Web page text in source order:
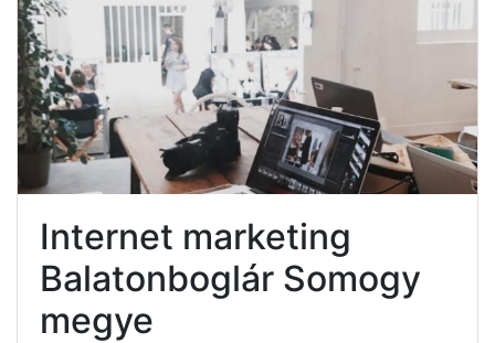
Internet marketing
Balatonboglár Somogy
megye